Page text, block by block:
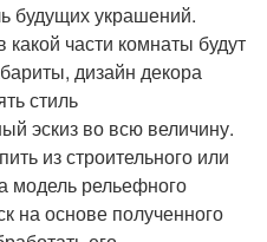
будущих украшений.
части комнаты будут
дизайн декора
стиль
эскиз во всю величину.
из строительного или
модель рельефного
на основе полученного